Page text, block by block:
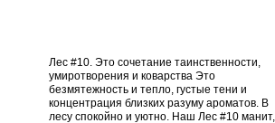
Лес #10. Это сочетание таинственности,
умиротворения и коварства Это
безмятежность и тепло, густые тени и
концентрация близких разуму ароматов. В
лесу спокойно и уютно. Наш Лес #10 манит,